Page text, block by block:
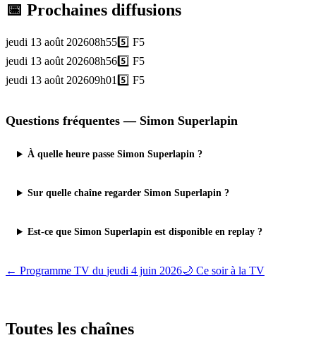
📅 Prochaines diffusions
jeudi 13 août 202608h555️⃣ F5
jeudi 13 août 202608h565️⃣ F5
jeudi 13 août 202609h01 5️⃣ F5
Questions fréquentes — Simon Superlapin
À quelle heure passe Simon Superlapin ?
Sur quelle chaîne regarder Simon Superlapin ?
Est-ce que Simon Superlapin est disponible en replay ?
← Programme TV du jeudi 4 juin 2026🌙 Ce soir à la TV
Toutes les chaînes